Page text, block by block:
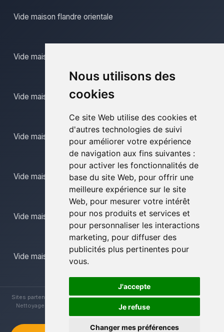
Nous utilisons des
cookies
Ce site Web utilise des cookies et
d'autres technologies de suivi
pour améliorer votre expérience
de navigation aux fins suivantes :
pour activer les fonctionnalités de
base du site Web, pour offrir une
meilleure expérience sur le site
Web, pour mesurer votre intérêt
pour nos produits et services et
pour personnaliser les interactions
marketing, pour diffuser des
publicités plus pertinentes pour
vous.
J'accepte
Je refuse
Changer mes préférences
Vide maison flandre orientale
Vide maison hainaut
Vide maison liege
Vide maison limbourg
Vide maison mons
Vide maison namur
Vide maison province du luxembourg
Sites partenaires : Brocanteur Vide Maison | Vide Maison La Louvière
Nettoyage Vide Maisons
Vide Maison Hainaut